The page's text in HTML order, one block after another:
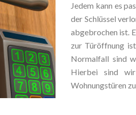
Jedem kann es
der Schlüssel
abgebrochen ist.
zur Türöffnung
Normalfall sind
Hierbei sind wir
Wohnungstüren